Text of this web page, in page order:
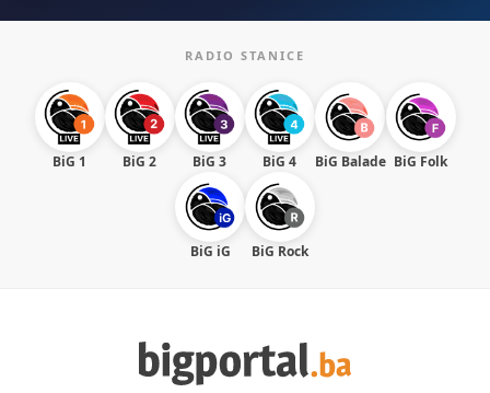
RADIO STANICE
BiG 1 BiG 2 BiG 3 BiG 4 BiG Balade BiG Folk
BiG iG BiG Rock